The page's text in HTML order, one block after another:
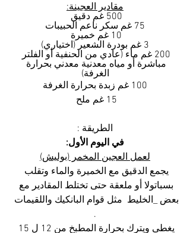
مقادير العجينة:
500 غم دقيق
75 غم سكر ناعم الحبيبات
10 غم خميرة
3 غم بودرة الشعير (اختياري)
200 غم ماء (عادي من الحنفية أو الفلتر
مباشرة أو مياه معدنية معدني بحرارة
الغرفة)
100 غم زبدة بحرارة الغرفة
15 غم ملح
الطريقة :
في اليوم الأول:
لعمل العجين المخمر (بوليش)
يجمع الدقيق مع الخميرة والماء وتقلب
بسباتولا أو ملعقة حتى تختلط المقادير مع
بعض _الخليط  مثل قوام البانكيك واللقيمات
.